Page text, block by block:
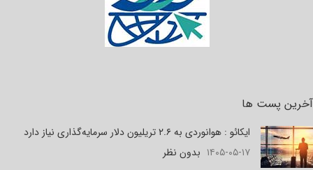
آخرین پست ها
ایکائو : هوانوردی به ۲.۶ تریلیون دلار سرمایه‌گذاری نیاز دارد
۱۴۰۵-۰۵-۱۷ بدون نظر